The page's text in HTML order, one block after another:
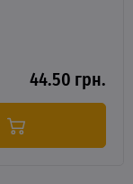
44.50 грн.